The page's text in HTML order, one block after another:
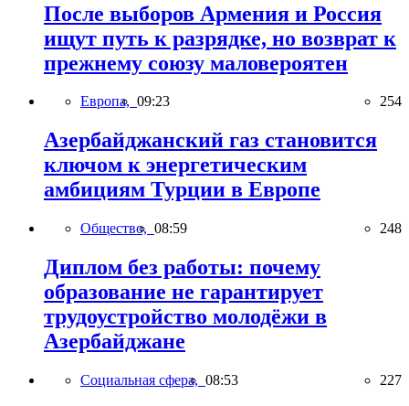
После выборов Армения и Россия
ищут путь к разрядке, но возврат к
прежнему союзу маловероятен
Европа, 09:23 254
Азербайджанский газ становится
ключом к энергетическим
амбициям Турции в Европе
Общество, 08:59 248
Диплом без работы: почему
образование не гарантирует
трудоустройство молодёжи в
Азербайджане
Социальная сфера, 08:53 227